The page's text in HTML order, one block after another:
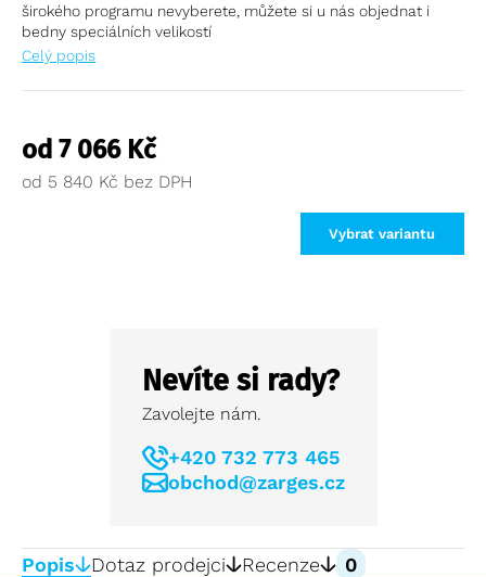
širokého programu nevyberete, můžete si u nás objednat i
bedny speciálních velikostí
Celý popis
od 7 066 Kč
od 5 840 Kč
Vybrat variantu
Nevíte si rady?
Zavolejte nám.
+420 732 773 465
obchod@zarges.cz
Popis Dotaz prodejci Recenze 0